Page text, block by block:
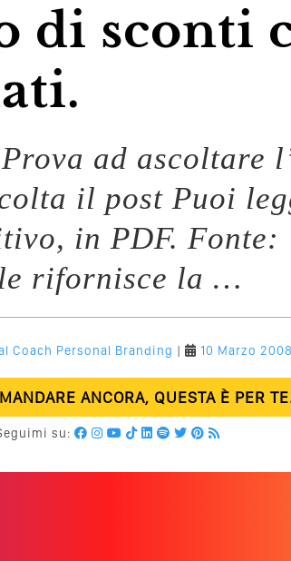
di sconti
ad ascoltare
il post Puoi
in PDF. Fonte:
rifornisce la …
Coach Personal Branding | 10 Marzo 2008
ANCORA, QUESTA È PER
su: